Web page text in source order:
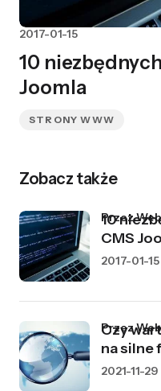
2017-01-15
10
Joomla
STRONY WWW
Zobacz także
10
CMS
przez
2017-01-15
Czy
na silne
przez
2021-11-29